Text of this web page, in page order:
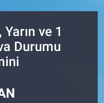
ve 1
Durumu